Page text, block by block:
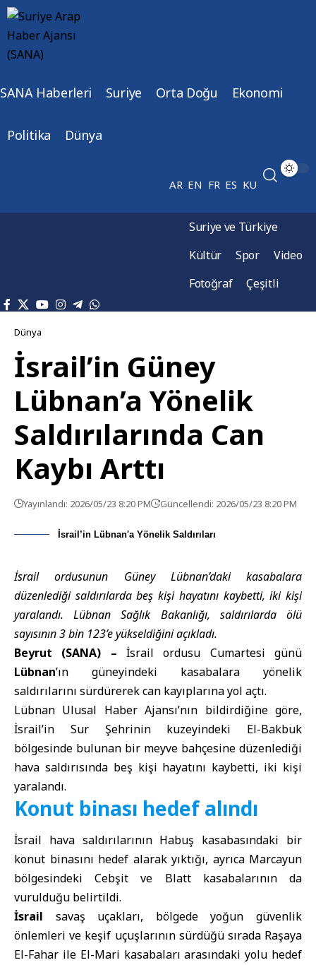
SANA Haberleri Suriye Orta Doğu Ekonomi
Politika Dünya
AR EN FR ES KU
Suriye ve Türkiye
Kültür
Spor
Video
Fotoğraf
Çeşitli
Dünya
İsrail’in Güney
Lübnan’a Yönelik
Saldırılarında Can
Kaybı Arttı
Yayınlandı: 2026/05/23 8:20 PM Güncellendi: 2026/05/23 8:20 PM
İsrail’in Lübnan'a Yönelik Saldırıları
İsrail ordusunun Güney Lübnan’daki kasabalara
düzenlediği saldırılarda beş kişi hayatını kaybetti, iki kişi
yaralandı. Lübnan Sağlık Bakanlığı, saldırılarda ölü
sayısının 3 bin 123’e yükseldiğini açıkladı.
Beyrut (SANA) – İsrail ordusu Cumartesi günü
Lübnan’ın güneyindeki kasabalara yönelik
saldırılarını sürdürerek can kayıplarına yol açtı.
Lübnan Ulusal Haber Ajansı’nın bildirdiğine göre,
İsrail’in Sur Şehrinin kuzeyindeki El-Bakbuk
bölgesinde bulunan bir meyve bahçesine düzenlediği
hava saldırısında beş kişi hayatını kaybetti, iki kişi
yaralandı.
Konut binası hedef alındı
İsrail hava saldırılarının Habuş kasabasındaki bir
konut binasını hedef alarak yıktığı, ayrıca Marcayun
bölgesindeki Cebşit ve Blatt kasabalarının da
vurulduğu belirtildi.
İsrail savaş uçakları, bölgede yoğun güvenlik
önlemleri ve keşif uçuşlarının sürdüğü sırada Raşaya
El-Fahar ile El-Mari kasabaları arasındaki yolu hedef